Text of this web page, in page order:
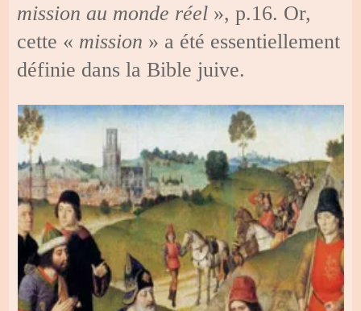
mission au monde réel », p.16. Or,
cette « mission » a été essentiellement
définie dans la Bible juive.